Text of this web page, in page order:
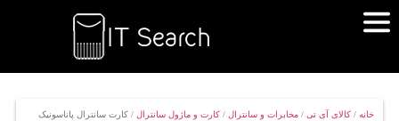
خانه/ کالای آی تی/ مخابرات و سانترال / کارت و ماژول سانترال / کارت سانترال پاناسونیک